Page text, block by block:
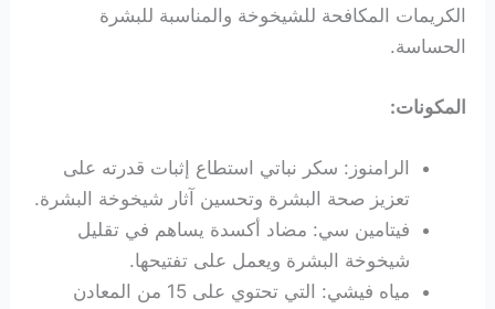
الكريمات المكافحة للشيخوخة والمناسبة للبشرة
الحساسة.
المكونات:
الرامنوز: سكر نباتي استطاع إثبات قدرته على
تعزيز صحة البشرة وتحسين آثار شيخوخة البشرة.
فيتامين سي: مضاد أكسدة يساهم في تقليل
شيخوخة البشرة ويعمل على تفتيحها.
مياه فيشي: التي تحتوي على 15 من المعادن